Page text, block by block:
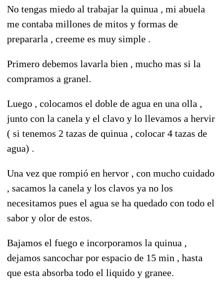
No tengas miedo al trabajar la quinua , mi abuela
me contaba millones de mitos y formas de
prepararla , creeme es muy simple .
Primero debemos lavarla bien , mucho mas si la
compramos a granel.
Luego , colocamos el doble de agua en una olla ,
junto con la canela y el clavo y lo llevamos a hervir
( si tenemos 2 tazas de quinua , colocar 4 tazas de
agua) .
Una vez que rompió en hervor , con mucho cuidado
, sacamos la canela y los clavos ya no los
necesitamos pues el agua se ha quedado con todo el
sabor y olor de estos.
Bajamos el fuego e incorporamos la quinua ,
dejamos sancochar por espacio de 15 min , hasta
que esta absorba todo el liquido y granee.